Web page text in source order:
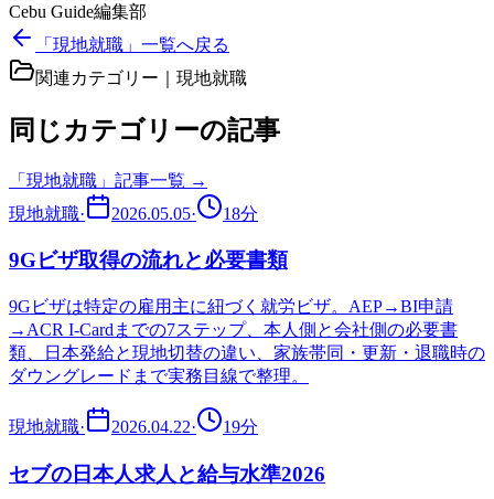
Cebu Guide編集部
「現地就職」一覧へ戻る
関連カテゴリー｜ 現地就職
同じカテゴリーの記事
「 現地就職 」記事一覧 →
現地就職· 2026.05.05· 18分
9Gビザ取得の流れと必要書類
9Gビザは特定の雇用主に紐づく就労ビザ。AEP→BI申請
→ACR I-Cardまでの7ステップ、本人側と会社側の必要書
類、日本発給と現地切替の違い、家族帯同・更新・退職時の
ダウングレードまで実務目線で整理。
現地就職· 2026.04.22· 19分
セブの日本人求人と給与水準2026